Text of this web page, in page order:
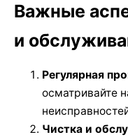
Важные
и
Регулярная
осматривайте
Чистка и